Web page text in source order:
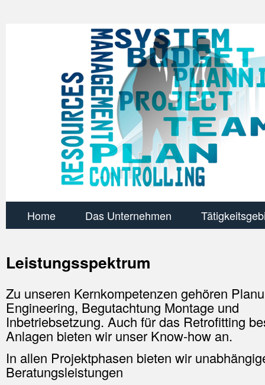
Home Das Unternehmen
Leistungsspektrum
Zu unseren Kernkompetenzen gehören
Engineering, Begutachtung Montage und
Inbetriebsetzung. Auch für das Retrofitting
Anlagen bieten wir unser Know-how an.
In allen Projektphasen bieten wir
Beratungsleistungen